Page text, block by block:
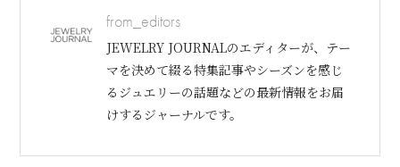
from_editors
JEWELRY JOURNALのエディターが、テー
マを決めて綴る特集記事やシーズンを感じ
るジュエリーの話題などの最新情報をお届
けするジャーナルです。